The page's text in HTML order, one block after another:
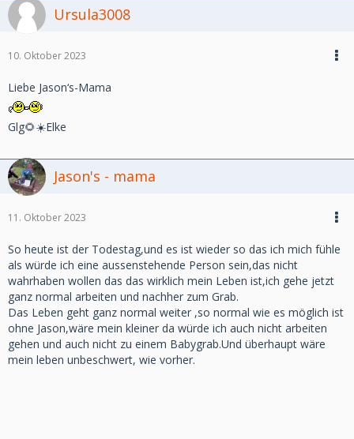
Ursula3008
10. Oktober 2023
Liebe Jason‘s-Mama
Glg🌻☀️Elke
Jason's - mama
11. Oktober 2023
So heute ist der Todestag,und es ist wieder so das ich mich fühle
als würde ich eine aussenstehende Person sein,das nicht
wahrhaben wollen das das wirklich mein Leben ist,ich gehe jetzt
ganz normal arbeiten und nachher zum Grab.
Das Leben geht ganz normal weiter ,so normal wie es möglich ist
ohne Jason,wäre mein kleiner da würde ich auch nicht arbeiten
gehen und auch nicht zu einem Babygrab.Und überhaupt wäre
mein leben unbeschwert, wie vorher.